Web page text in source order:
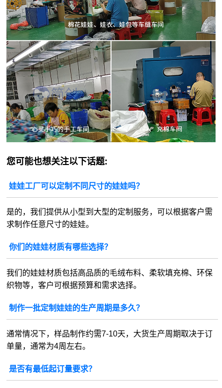
您可能也想关注以下话题:
娃娃工厂可以定制不同尺寸的娃娃吗？
是的，我们提供从小型到大型的定制服务，可以根据客户需
求制作任意尺寸的娃娃。
你们的娃娃材质有哪些选择？
我们的娃娃材质包括高品质的毛绒布料、柔软填充棉、环保
织物等，客户可根据预算和需求选择。
制作一批定制娃娃的生产周期是多久？
通常情况下，样品制作约需7-10天，大货生产周期取决于订
单量，通常为4周左右。
是否有最低起订量要求？